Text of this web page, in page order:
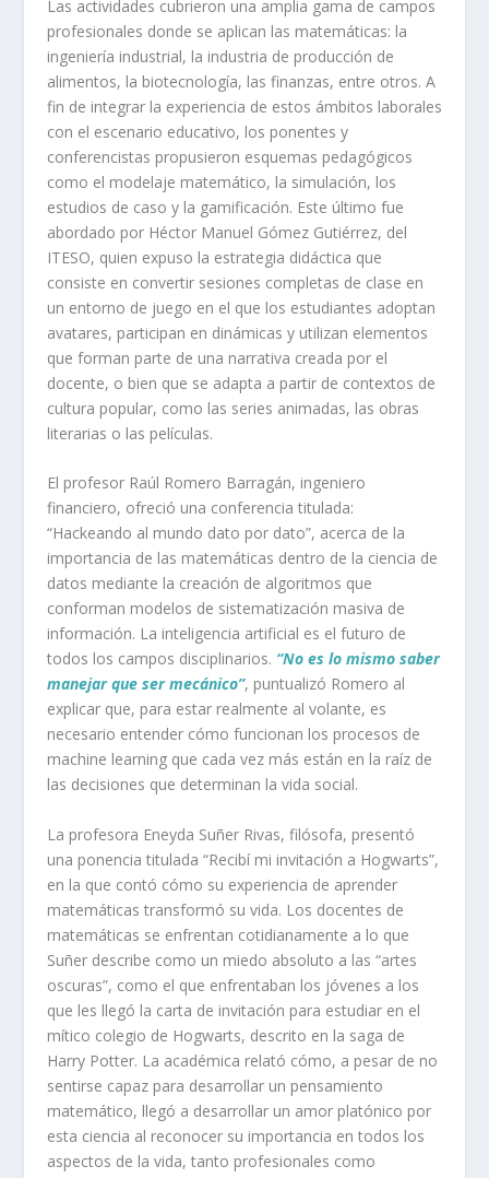
Las actividades cubrieron una amplia gama de campos
profesionales donde se aplican las matemáticas: la
ingeniería industrial, la industria de producción de
alimentos, la biotecnología, las finanzas, entre otros. A
fin de integrar la experiencia de estos ámbitos laborales
con el escenario educativo, los ponentes y
conferencistas propusieron esquemas pedagógicos
como el modelaje matemático, la simulación, los
estudios de caso y la gamificación. Este último fue
abordado por Héctor Manuel Gómez Gutiérrez, del
ITESO, quien expuso la estrategia didáctica que
consiste en convertir sesiones completas de clase en
un entorno de juego en el que los estudiantes adoptan
avatares, participan en dinámicas y utilizan elementos
que forman parte de una narrativa creada por el
docente, o bien que se adapta a partir de contextos de
cultura popular, como las series animadas, las obras
literarias o las películas.
El profesor Raúl Romero Barragán, ingeniero
financiero, ofreció una conferencia titulada:
“Hackeando al mundo dato por dato”, acerca de la
importancia de las matemáticas dentro de la ciencia de
datos mediante la creación de algoritmos que
conforman modelos de sistematización masiva de
información. La inteligencia artificial es el futuro de
todos los campos disciplinarios. “No es lo mismo saber
manejar que ser mecánico”, puntualizó Romero al
explicar que, para estar realmente al volante, es
necesario entender cómo funcionan los procesos de
machine learning que cada vez más están en la raíz de
las decisiones que determinan la vida social.
La profesora Eneyda Suñer Rivas, filósofa, presentó
una ponencia titulada “Recibí mi invitación a Hogwarts”,
en la que contó cómo su experiencia de aprender
matemáticas transformó su vida. Los docentes de
matemáticas se enfrentan cotidianamente a lo que
Suñer describe como un miedo absoluto a las “artes
oscuras”, como el que enfrentaban los jóvenes a los
que les llegó la carta de invitación para estudiar en el
mítico colegio de Hogwarts, descrito en la saga de
Harry Potter. La académica relató cómo, a pesar de no
sentirse capaz para desarrollar un pensamiento
matemático, llegó a desarrollar un amor platónico por
esta ciencia al reconocer su importancia en todos los
aspectos de la vida, tanto profesionales como